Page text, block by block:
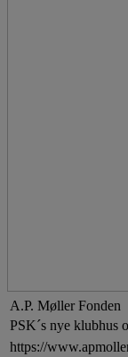
A.P. Møller Fonden
PSK´s nye klubhus
https://